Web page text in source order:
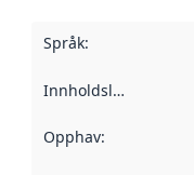
Språk:
Innholdsleverandører
Opphav: